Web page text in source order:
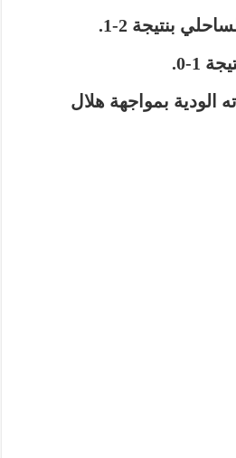
بنتيجة 2-1.
1-0.
الودية بمواجهة هلال